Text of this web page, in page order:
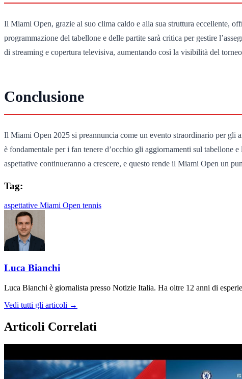
Il Miami Open, grazie al suo clima caldo e alla sua struttura eccellente,
programmazione del tabellone e delle partite sarà critica per gestire
di streaming e copertura televisiva, aumentando così la visibilità del
Conclusione
Il Miami Open 2025 si preannuncia come un evento straordinario per gli
è fondamentale per i fan tenere d’occhio gli aggiornamenti sul
aspettative continueranno a crescere, e questo rende il Miami Open un
Tag:
aspettative Miami Open tennis
Luca Bianchi
Luca Bianchi è giornalista presso Notizie Italia. Ha oltre 12 anni di
Vedi tutti gli articoli →
Articoli Correlati